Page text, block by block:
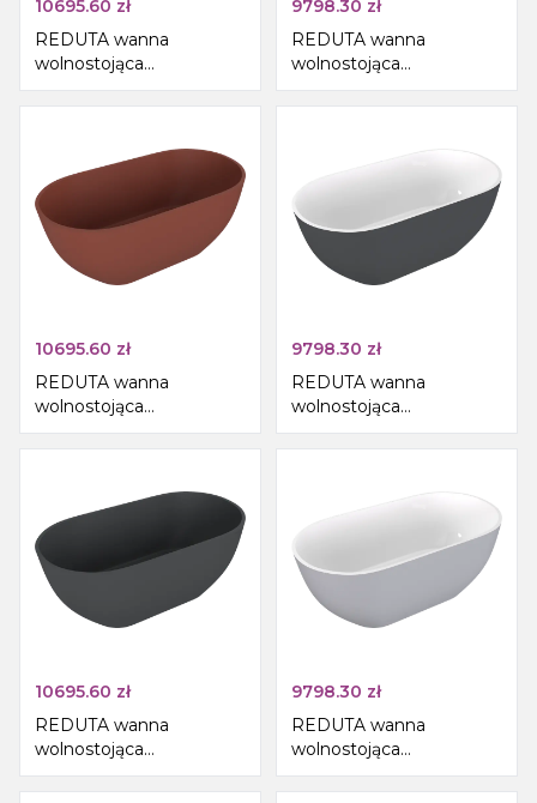
10695.60 zł
REDUTA wanna
wolnostojąca
150x75x58cm, kompozyt,
beż mat
9798.30 zł
REDUTA wanna
wolnostojąca
150x75x58cm, kompozyt,
biały/brązowy mat
10695.60 zł
REDUTA wanna
wolnostojąca
150x75x58cm, kompozyt,
brązowy mat
9798.30 zł
REDUTA wanna
wolnostojąca
150x75x58cm, kompozyt,
biały/antracyt mat
10695.60 zł
REDUTA wanna
wolnostojąca
150x75x58cm, kompozyt,
antracyt mat
9798.30 zł
REDUTA wanna
wolnostojąca
150x75x58cm, kompozyt,
biały/szary mat